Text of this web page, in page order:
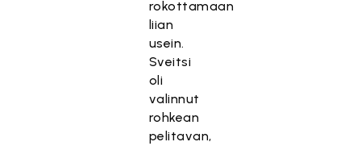
rokottamaan
liian
usein.
Sveitsi
oli
valinnut
rohkean
pelitavan,